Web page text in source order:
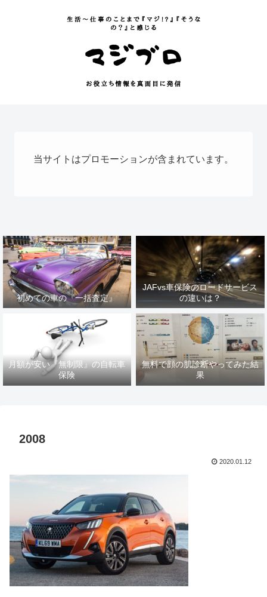
当サイトはプロモーションが含まれています。
初めての車の『一括査定』
JAFvs車保険のロードサービス
の違いは？
月額が安い『無制限』の自転車
保険
無料で顔の肌診断やってみた結
果
2008
2020.01.12